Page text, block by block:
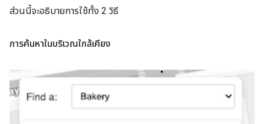
ส่วนนี้จะอธิบายการใช้ทั้ง 2 วิธี
การค้นหาในบริเวณใกล้เคียง